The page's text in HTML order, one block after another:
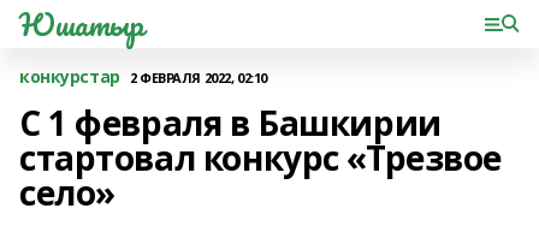
Юшатыр
конкурстар 2 ФЕВРАЛЯ 2022, 02:10
С 1 февраля в Башкирии
стартовал конкурс «Трезвое
село»